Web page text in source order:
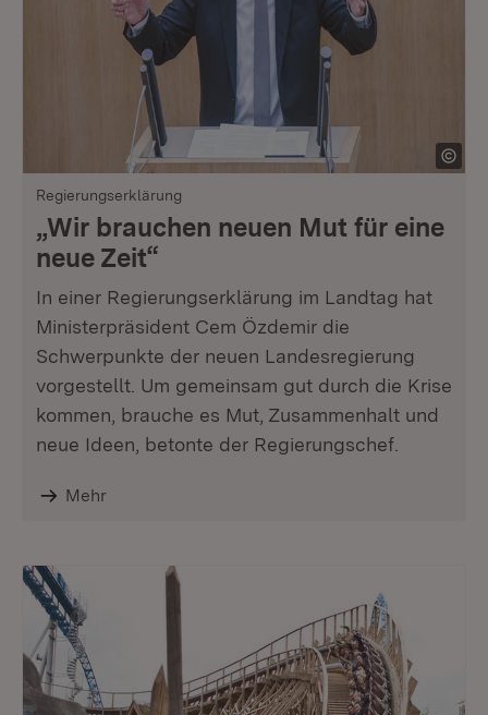
Regierungserklärung
„Wir brauchen neuen Mut für eine
neue Zeit“
In einer Regierungserklärung im Landtag hat
Ministerpräsident Cem Özdemir die
Schwerpunkte der neuen Landesregierung
vorgestellt. Um gemeinsam gut durch die Krise
kommen, brauche es Mut, Zusammenhalt und
neue Ideen, betonte der Regierungschef.
Mehr